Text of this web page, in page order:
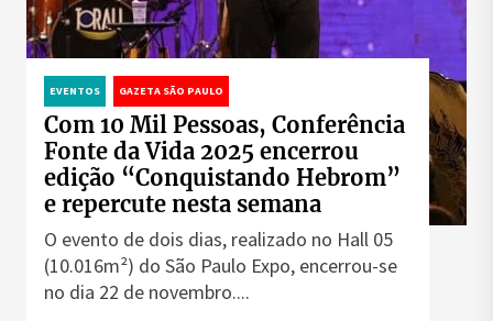
EVENTOS GAZETA SÃO PAULO
Com 10 Mil Pessoas, Conferência
Fonte da Vida 2025 encerrou
edição “Conquistando Hebrom”
e repercute nesta semana
O evento de dois dias, realizado no Hall 05
(10.016m²) do São Paulo Expo, encerrou-se
no dia 22 de novembro....